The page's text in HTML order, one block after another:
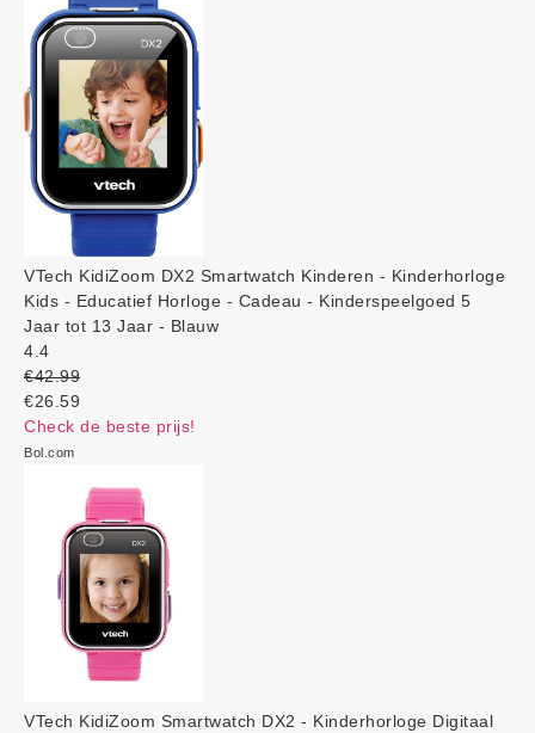
VTech KidiZoom DX2 Smartwatch Kinderen - Kinderhorloge
Kids - Educatief Horloge - Cadeau - Kinderspeelgoed 5
Jaar tot 13 Jaar - Blauw
4.4
€42.99
€26.59
Check de beste prijs!
Bol.com
VTech KidiZoom Smartwatch DX2 - Kinderhorloge Digitaal